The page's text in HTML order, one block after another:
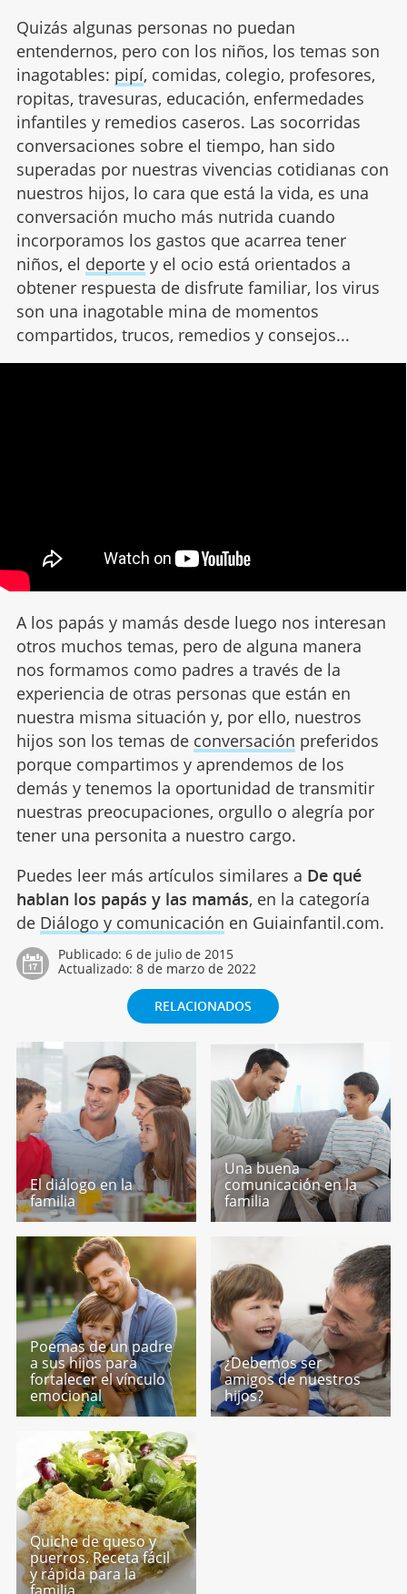
Quizás algunas personas no puedan
entendernos, pero con los niños, los temas son
inagotables: pipí, comidas, colegio, profesores,
ropitas, travesuras, educación, enfermedades
infantiles y remedios caseros. Las socorridas
conversaciones sobre el tiempo, han sido
superadas por nuestras vivencias cotidianas con
nuestros hijos, lo cara que está la vida, es una
conversación mucho más nutrida cuando
incorporamos los gastos que acarrea tener
niños, el deportey el ocio está orientados a
obtener respuesta de disfrute familiar, los virus
son una inagotable mina de momentos
compartidos, trucos, remedios y consejos...
A los papás y mamás desde luego nos interesan
otros muchos temas, pero de alguna manera
nos formamos como padres a través de la
experiencia de otras personas que están en
nuestra misma situación y, por ello, nuestros
hijos son los temas de conversación preferidos
porque compartimos y aprendemos de los
demás y tenemos la oportunidad de transmitir
nuestras preocupaciones, orgullo o alegría por
tener una personita a nuestro cargo.
Puedes leer más artículos similares a De qué
hablan los papás y las mamás, en la categoría
de Diálogo y comunicación en Guiainfantil.com.
Publicado: 6 de julio de 2015
Actualizado: 8 de marzo de 2022
RELACIONADOS
El diálogo en la
familia
Una buena
comunicación en la
familia
Poemas de un padre
a sus hijos para
fortalecer el vínculo
emocional
¿Debemos ser
amigos de nuestros
hijos?
Quiche de queso y
puerros. Receta fácil
y rápida para la